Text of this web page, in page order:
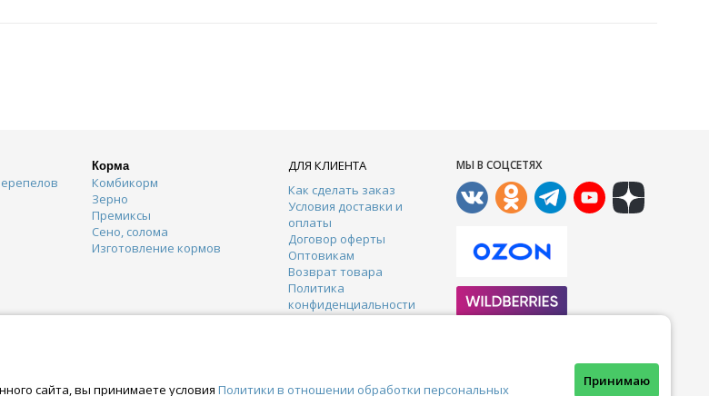
Корма
Комбикорм
Зерно
Премиксы
Сено, солома
Изготовление кормов
ДЛЯ КЛИЕНТА
Как сделать заказ
Условия доставки и
оплаты
Договор оферты
Оптовикам
Возврат товара
Политика
конфиденциальности
Контакты
МЫ В СОЦСЕТЯХ
crazy-ferma@yandex.ru
сайта, вы принимаете условия Политики в отношении обработки персональных
Принимаю